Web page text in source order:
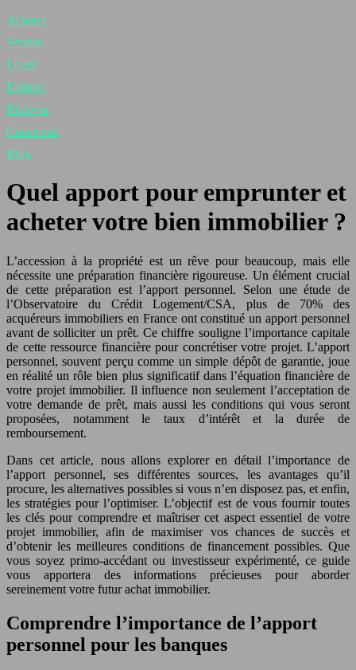
Acheter
Vendre
Louer
Estimer
Rénover
Construire
Blog
Quel apport pour emprunter et
acheter votre bien immobilier ?
L’accession à la propriété est un rêve pour beaucoup, mais elle
nécessite une préparation financière rigoureuse. Un élément crucial
de cette préparation est l’apport personnel. Selon une étude de
l’Observatoire du Crédit Logement/CSA, plus de 70% des
acquéreurs immobiliers en France ont constitué un apport personnel
avant de solliciter un prêt. Ce chiffre souligne l’importance capitale
de cette ressource financière pour concrétiser votre projet. L’apport
personnel, souvent perçu comme un simple dépôt de garantie, joue
en réalité un rôle bien plus significatif dans l’équation financière de
votre projet immobilier. Il influence non seulement l’acceptation de
votre demande de prêt, mais aussi les conditions qui vous seront
proposées, notamment le taux d’intérêt et la durée de
remboursement.
Dans cet article, nous allons explorer en détail l’importance de
l’apport personnel, ses différentes sources, les avantages qu’il
procure, les alternatives possibles si vous n’en disposez pas, et enfin,
les stratégies pour l’optimiser. L’objectif est de vous fournir toutes
les clés pour comprendre et maîtriser cet aspect essentiel de votre
projet immobilier, afin de maximiser vos chances de succès et
d’obtenir les meilleures conditions de financement possibles. Que
vous soyez primo-accédant ou investisseur expérimenté, ce guide
vous apportera des informations précieuses pour aborder
sereinement votre futur achat immobilier.
Comprendre l’importance de l’apport
personnel pour les banques